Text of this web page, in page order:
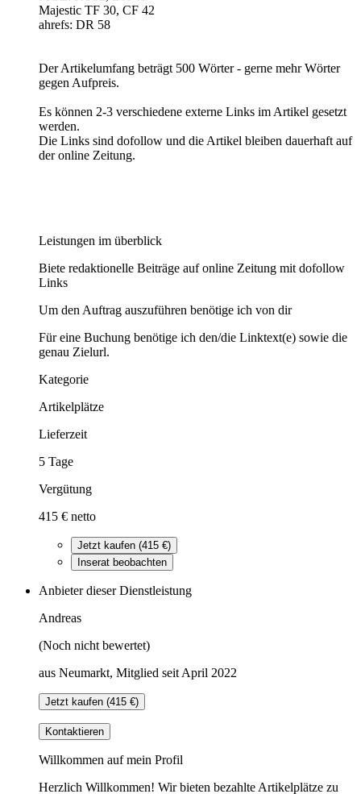
Majestic TF 30, CF 42
ahrefs: DR 58
Der Artikelumfang beträgt 500 Wörter - gerne mehr Wörter
gegen Aufpreis.
Es können 2-3 verschiedene externe Links im Artikel gesetzt
werden.
Die Links sind dofollow und die Artikel bleiben dauerhaft auf
der online Zeitung.
Leistungen im überblick
Biete redaktionelle Beiträge auf online Zeitung mit dofollow
Links
Um den Auftrag auszuführen benötige ich von dir
Für eine Buchung benötige ich den/die Linktext(e) sowie die
genau Zielurl.
Kategorie
Artikelplätze
Lieferzeit
5 Tage
Vergütung
415 € netto
Jetzt kaufen (415 €)
Inserat beobachten
Anbieter dieser Dienstleistung
Andreas
(Noch nicht bewertet)
aus Neumarkt, Mitglied seit April 2022
Jetzt kaufen (415 €)
Kontaktieren
Willkommen auf mein Profil
Herzlich Willkommen! Wir bieten bezahlte Artikelplätze zu